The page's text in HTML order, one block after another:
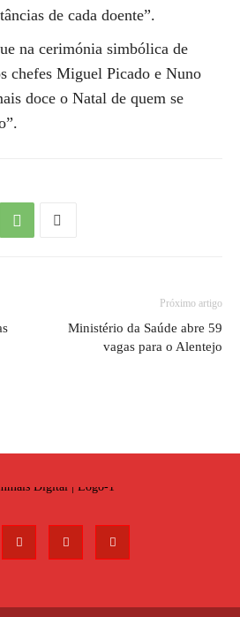
de cada doente”.
na cerimónia simbólica de
chefes Miguel Picado e Nuno
doce o Natal de quem se
Próximo artigo
Ministério da Saúde abre 59
vagas para o Alentejo